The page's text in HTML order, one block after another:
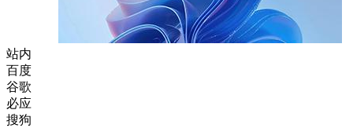
站内
百度
谷歌
必应
搜狗